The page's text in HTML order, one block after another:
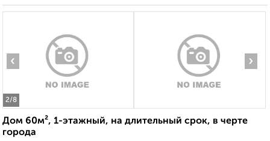
2/8
‹ ›
Дом 60м², 1-этажный, на длительный срок, в черте
города